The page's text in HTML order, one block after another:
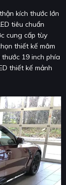
kích thước lớn
tiêu chuẩn
cung cấp tùy
thiết kế mâm
19 inch phía
thiết kế mảnh